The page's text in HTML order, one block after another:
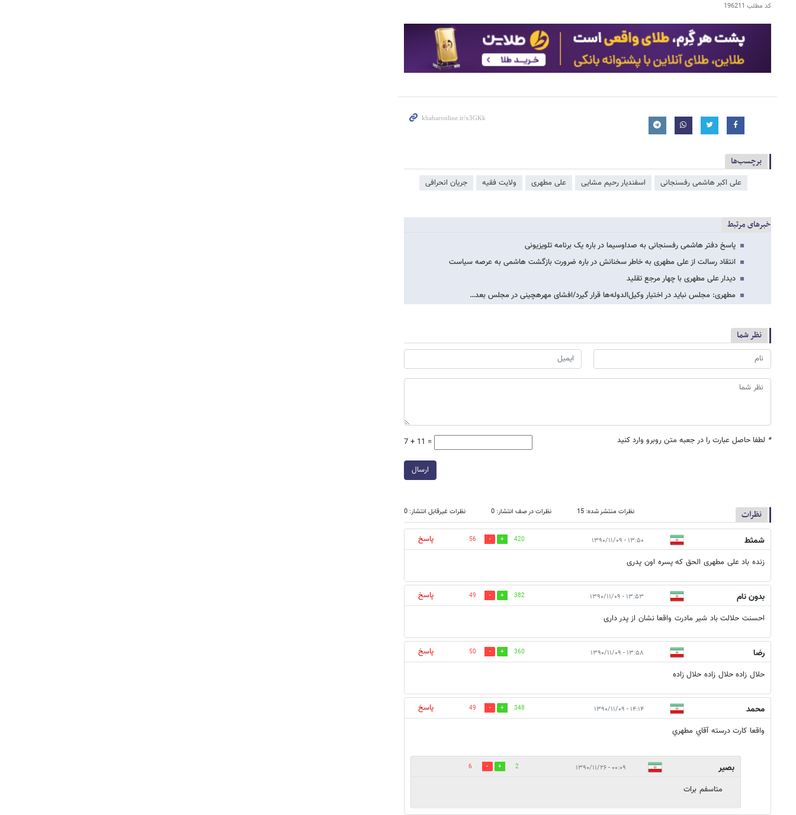
کد مطلب 196211
برچسب‌ها
علی اکبر هاشمی رفسنجانی اسفندیار رحیم مشایی علی مطهری ولایت فقیه جریان انحرافی
خبرهای مرتبط
پاسخ دفتر هاشمی رفسنجانی به صداوسیما در باره یک برنامه تلویزیونی
انتقاد رسالت از علی مطهری به خاطر سخنانش در باره ضرورت بازگشت هاشمی به عرصه سیاست
دیدار علی مطهری با چهار مرجع تقلید
مطهری: مجلس نباید در اختیار وکیل‌الدوله‌ها قرار گیرد/افشای مهره​چینی در مجلس بعد…
نظر شما
* لطفا حاصل عبارت را در جعبه متن روبرو وارد کنید 7 + 11 =
ارسال
نظرات نظرات منتشر شده: 15 نظرات در صف انتشار: 0 نظرات غیرقابل انتشار: 0
شمثط ۱۳:۵۰ - ۱۳۹۰/۱۱/۰۹ 420
56
پاسخ
زنده باد علی مطهری الحق که پسره اون پدری
بدون نام ۱۳:۵۳ - ۱۳۹۰/۱۱/۰۹ 382
49
پاسخ
احسنت حلالت باد شیر مادرت واقعا نشان از پدر داری
رضا ۱۳:۵۸ - ۱۳۹۰/۱۱/۰۹ 360
50
پاسخ
حلال زاده حلال زاده حلال زاده
محمد ۱۴:۱۴ - ۱۳۹۰/۱۱/۰۹ 348
49
پاسخ
واقعا كارت درسته آقاي مطهري
بصیر ۰۰:۰۹ - ۱۳۹۰/۱۱/۲۶ 2
6
متاسفم برات